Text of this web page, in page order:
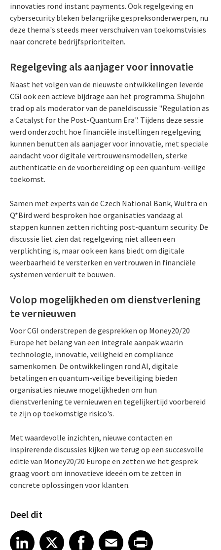
innovaties rond instant payments. Ook regelgeving en
cybersecurity bleken belangrijke gespreksonderwerpen, nu
deze thema's steeds meer verschuiven van toekomstvisies
naar concrete bedrijfsprioriteiten.
Regelgeving als aanjager voor innovatie
Naast het volgen van de nieuwste ontwikkelingen leverde
CGI ook een actieve bijdrage aan het programma. Shujohn
trad op als moderator van de paneldiscussie "Regulation as
a Catalyst for the Post-Quantum Era". Tijdens deze sessie
werd onderzocht hoe financiële instellingen regelgeving
kunnen benutten als aanjager voor innovatie, met speciale
aandacht voor digitale vertrouwensmodellen, sterke
authenticatie en de voorbereiding op een quantum-veilige
toekomst.
Samen met experts van de Czech National Bank, Wultra en
Q*Bird werd besproken hoe organisaties vandaag al
stappen kunnen zetten richting post-quantum security. De
discussie liet zien dat regelgeving niet alleen een
verplichting is, maar ook een kans biedt om digitale
weerbaarheid te versterken en vertrouwen in financiële
systemen verder uit te bouwen.
Volop mogelijkheden om dienstverlening
te vernieuwen
Voor CGI onderstrepen de gesprekken op Money20/20
Europe het belang van een integrale aanpak waarin
technologie, innovatie, veiligheid en compliance
samenkomen. De ontwikkelingen rond AI, digitale
betalingen en quantum-veilige beveiliging bieden
organisaties nieuwe mogelijkheden om hun
dienstverlening te vernieuwen en tegelijkertijd voorbereid
te zijn op toekomstige risico's.
Met waardevolle inzichten, nieuwe contacten en
inspirerende discussies kijken we terug op een succesvolle
editie van Money20/20 Europe en zetten we het gesprek
graag voort om innovatieve ideeën om te zetten in
concrete oplossingen voor klanten.
Deel dit
Share article on LinkedIn
LinkedIn
Share article on XShare article on Facebook
Facebook
Share article on Email
EmailShare article on Print